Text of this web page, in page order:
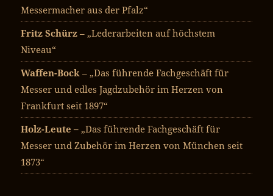
Messermacher aus der Pfalz“
Fritz Schürz– „Lederarbeiten auf höchstem
Niveau“
Waffen-Bock – „Das führende Fachgeschäft für
Messer und edles Jagdzubehör im Herzen von
Frankfurt seit 1897“
Holz-Leute –„Das führende Fachgeschäft für
Messer und Zubehör im Herzen von München seit
1873“